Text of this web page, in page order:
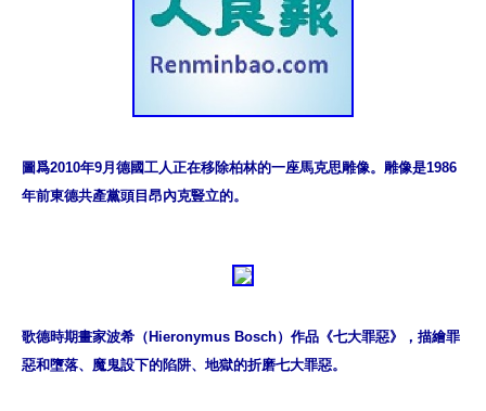
圖爲2010年9月德國工人正在移除柏林的一座馬克思雕像。雕像是1986
年前東德共產黨頭目昂內克豎立的。
歌德時期畫家波希（Hieronymus Bosch）作品《七大罪惡》，描繪罪
惡和墮落、魔鬼設下的陷阱、地獄的折磨七大罪惡。